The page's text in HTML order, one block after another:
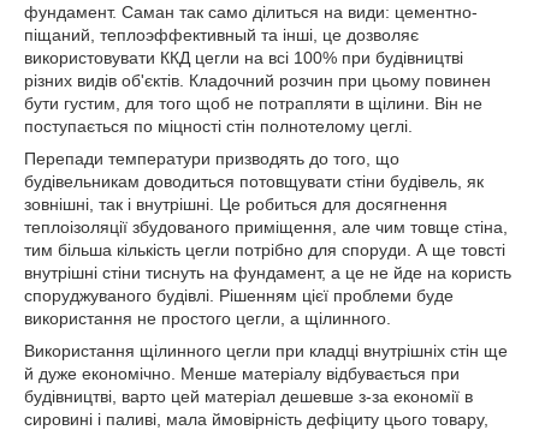
фундамент. Саман так само ділиться на види: цементно-
піщаний, теплоэффективный та інші, це дозволяє
використовувати ККД цегли на всі 100% при будівництві
різних видів об'єктів. Кладочний розчин при цьому повинен
бути густим, для того щоб не потрапляти в щілини. Він не
поступається по міцності стін полнотелому цеглі.
Перепади температури призводять до того, що
будівельникам доводиться потовщувати стіни будівель, як
зовнішні, так і внутрішні. Це робиться для досягнення
теплоізоляції збудованого приміщення, але чим товще стіна,
тим більша кількість цегли потрібно для споруди. А ще товсті
внутрішні стіни тиснуть на фундамент, а це не йде на користь
споруджуваного будівлі. Рішенням цієї проблеми буде
використання не простого цегли, а щілинного.
Використання щілинного цегли при кладці внутрішніх стін ще
й дуже економічно. Менше матеріалу відбувається при
будівництві, варто цей матеріал дешевше з-за економії в
сировині і паливі, мала ймовірність дефіциту цього товару,